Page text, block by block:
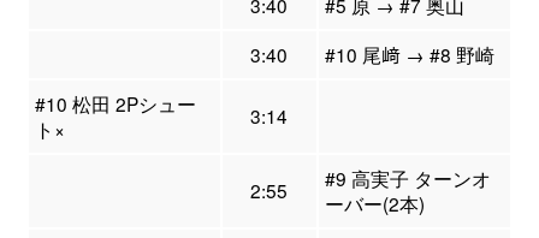
3:40
#10 尾﨑 → #8 野崎
#10 松田 2Pシュー
ト×
3:14
2:55
#9 高実子 ターンオ
ーバー(2本)